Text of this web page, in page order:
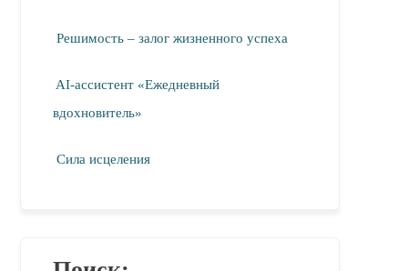
Решимость – залог жизненного успеха
AI-ассистент «Ежедневный
вдохновитель»
Сила исцеления